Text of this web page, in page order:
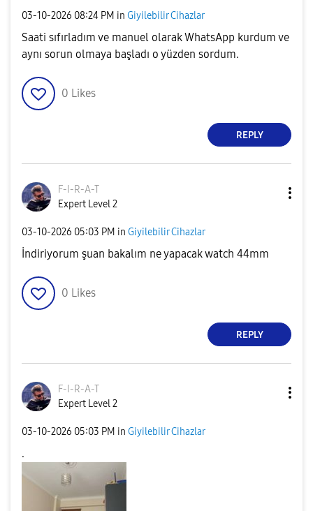
‎03-10-2026 08:24 PM in Giyilebilir Cihazlar
Saati sıfırladım ve manuel olarak WhatsApp kurdum ve
aynı sorun olmaya başladı o yüzden sordum.
0 Likes
REPLY
F-I-R-A-T
Expert Level 2
‎03-10-2026 05:03 PM in Giyilebilir Cihazlar
İndiriyorum şuan bakalım ne yapacak watch 44mm
0 Likes
REPLY
F-I-R-A-T
Expert Level 2
‎03-10-2026 05:03 PM in Giyilebilir Cihazlar
.